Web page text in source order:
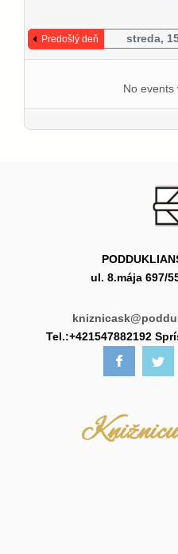
Predošlý deň streda,
No events
ul. 8.mája 697/
Tel.:+421547882192
Knižnicu